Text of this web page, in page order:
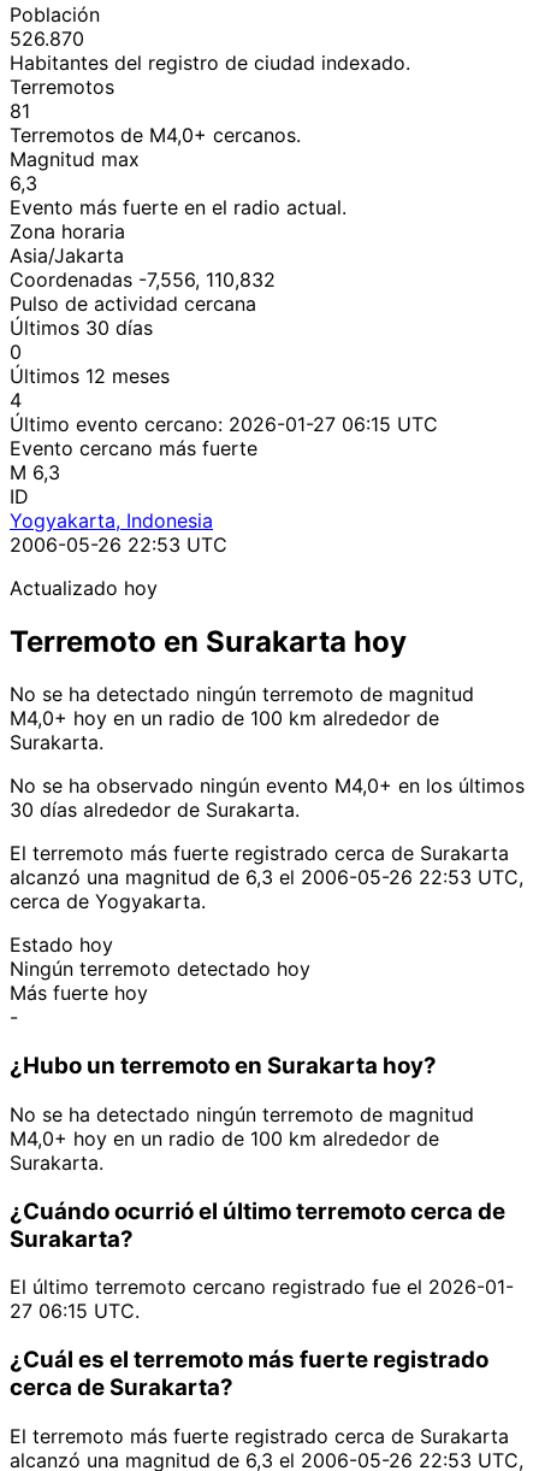
Población
526.870
Habitantes del registro de ciudad indexado.
Terremotos
81
Terremotos de M4,0+ cercanos.
Magnitud max
6,3
Evento más fuerte en el radio actual.
Zona horaria
Asia/Jakarta
Coordenadas -7,556, 110,832
Pulso de actividad cercana
Últimos 30 días
0
Últimos 12 meses
4
Último evento cercano: 2026-01-27 06:15 UTC
Evento cercano más fuerte
M 6,3
ID
Yogyakarta, Indonesia
2006-05-26 22:53 UTC
Actualizado hoy
Terremoto en Surakarta hoy
No se ha detectado ningún terremoto de magnitud
M4,0+ hoy en un radio de 100 km alrededor de
Surakarta.
No se ha observado ningún evento M4,0+ en los últimos
30 días alrededor de Surakarta.
El terremoto más fuerte registrado cerca de Surakarta
alcanzó una magnitud de 6,3 el 2006-05-26 22:53 UTC,
cerca de Yogyakarta.
Estado hoy
Ningún terremoto detectado hoy
Más fuerte hoy
-
¿Hubo un terremoto en Surakarta hoy?
No se ha detectado ningún terremoto de magnitud
M4,0+ hoy en un radio de 100 km alrededor de
Surakarta.
¿Cuándo ocurrió el último terremoto cerca de
Surakarta?
El último terremoto cercano registrado fue el 2026-01-
27 06:15 UTC.
¿Cuál es el terremoto más fuerte registrado
cerca de Surakarta?
El terremoto más fuerte registrado cerca de Surakarta
alcanzó una magnitud de 6,3 el 2006-05-26 22:53 UTC,